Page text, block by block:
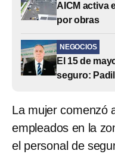
AICM activa
por obras
NEGOCIOS
El 15 de
seguro:
La mujer comenzó
empleados en la
el personal de